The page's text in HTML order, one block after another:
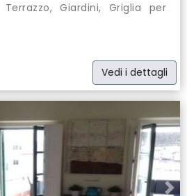
Giardini, Griglia per
Vedi i dettagli